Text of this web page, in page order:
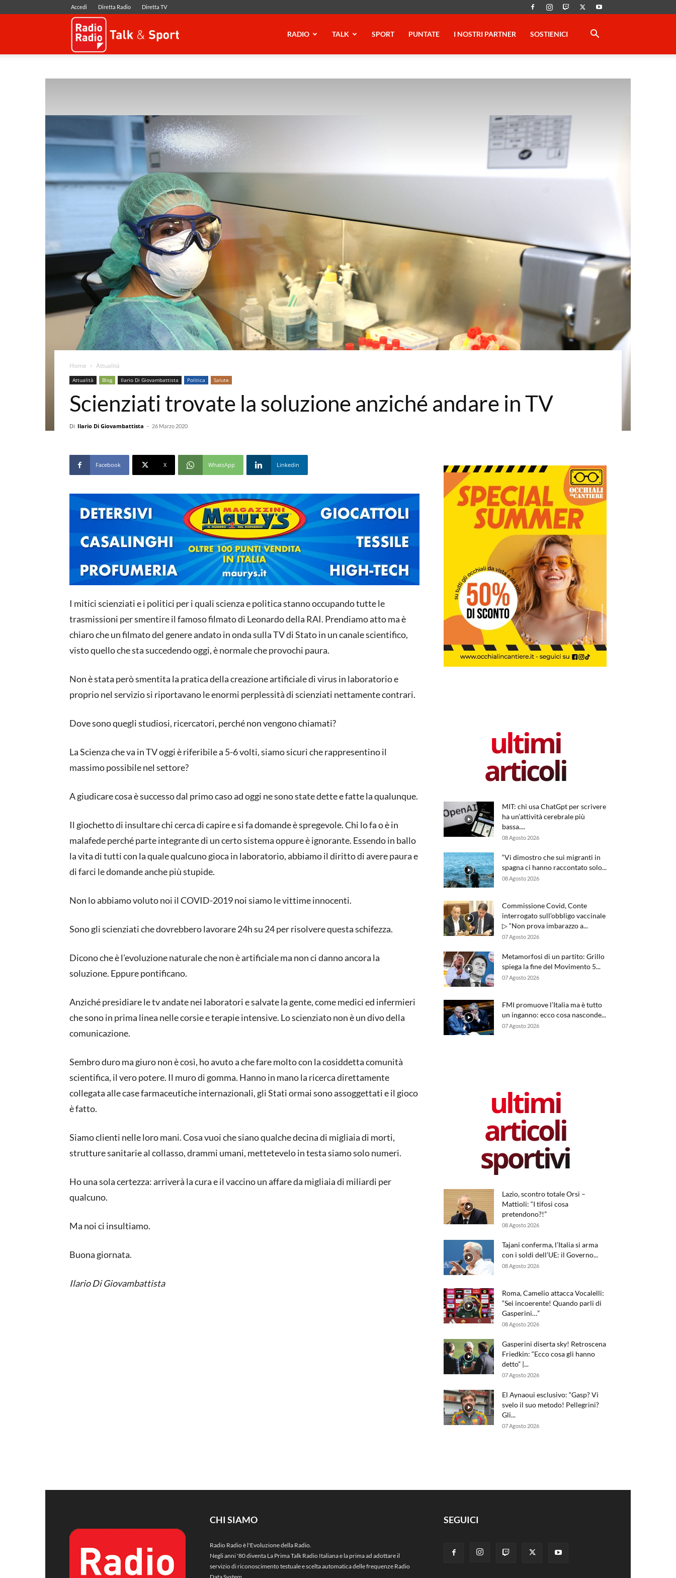
Accedi Diretta Radio Diretta TV
RADIO TALK SPORT PUNTATE I NOSTRI PARTNER SOSTIENICI
Home Attualità
Attualità Blog Ilario Di Giovambattista Politica Salute
Scienziati trovate la soluzione anziché andare in TV
Di Ilario Di Giovambattista - 26 Marzo 2020
Facebook X WhatsApp Linkedin
I mitici scienziati e i politici per i quali scienza e politica stanno occupando tutte le
trasmissioni per smentire il famoso filmato di Leonardo della RAI. Prendiamo atto ma è
chiaro che un filmato del genere andato in onda sulla TV di Stato in un canale scientifico,
visto quello che sta succedendo oggi, è normale che provochi paura.
Non è stata però smentita la pratica della creazione artificiale di virus in laboratorio e
proprio nel servizio si riportavano le enormi perplessità di scienziati nettamente contrari.
Dove sono quegli studiosi, ricercatori, perché non vengono chiamati?
La Scienza che va in TV oggi è riferibile a 5-6 volti, siamo sicuri che rappresentino il
massimo possibile nel settore?
A giudicare cosa è successo dal primo caso ad oggi ne sono state dette e fatte la qualunque.
Il giochetto di insultare chi cerca di capire e si fa domande è spregevole. Chi lo fa o è in
malafede perché parte integrante di un certo sistema oppure è ignorante. Essendo in ballo
la vita di tutti con la quale qualcuno gioca in laboratorio, abbiamo il diritto di avere paura e
di farci le domande anche più stupide.
Non lo abbiamo voluto noi il COVID-2019 noi siamo le vittime innocenti.
Sono gli scienziati che dovrebbero lavorare 24h su 24 per risolvere questa schifezza.
Dicono che è l’evoluzione naturale che non è artificiale ma non ci danno ancora la
soluzione. Eppure pontificano.
Anziché presidiare le tv andate nei laboratori e salvate la gente, come medici ed infermieri
che sono in prima linea nelle corsie e terapie intensive. Lo scienziato non è un divo della
comunicazione.
Sembro duro ma giuro non è così, ho avuto a che fare molto con la cosiddetta comunità
scientifica, il vero potere. Il muro di gomma. Hanno in mano la ricerca direttamente
collegata alle case farmaceutiche internazionali, gli Stati ormai sono assoggettati e il gioco
è fatto.
Siamo clienti nelle loro mani. Cosa vuoi che siano qualche decina di migliaia di morti,
strutture sanitarie al collasso, drammi umani, mettetevelo in testa siamo solo numeri.
Ho una sola certezza: arriverà la cura e il vaccino un affare da migliaia di miliardi per
qualcuno.
Ma noi ci insultiamo.
Buona giornata.
Ilario Di Giovambattista
ultimi
articoli
MIT: chi usa ChatGpt per scrivere
ha un’attività cerebrale più
bassa....
08 Agosto 2026
“Vi dimostro che sui migranti in
spagna ci hanno raccontato solo...
08 Agosto 2026
Commissione Covid, Conte
interrogato sull’obbligo vaccinale
▷ “Non prova imbarazzo a...
07 Agosto 2026
Metamorfosi di un partito: Grillo
spiega la fine del Movimento 5...
07 Agosto 2026
FMI promuove l’Italia ma è tutto
un inganno: ecco cosa nasconde...
07 Agosto 2026
ultimi
articoli
sportivi
Lazio, scontro totale Orsi –
Mattioli: “I tifosi cosa
pretendono?!”
08 Agosto 2026
Tajani conferma, l’Italia si arma
con i soldi dell’UE: il Governo...
08 Agosto 2026
Roma, Camelio attacca Vocalelli:
“Sei incoerente! Quando parli di
Gasperini…”
08 Agosto 2026
Gasperini diserta sky! Retroscena
Friedkin: “Ecco cosa gli hanno
detto” |...
07 Agosto 2026
El Aynaoui esclusivo: “Gasp? Vi
svelo il suo metodo! Pellegrini?
Gli...
07 Agosto 2026
CHI SIAMO
Radio Radio è l'Evoluzione della Radio.
Negli anni '80 diventa La Prima Talk Radio Italiana e la prima ad adottare il
servizio di riconoscimento testuale e scelta automatica delle frequenze Radio
SEGUICI